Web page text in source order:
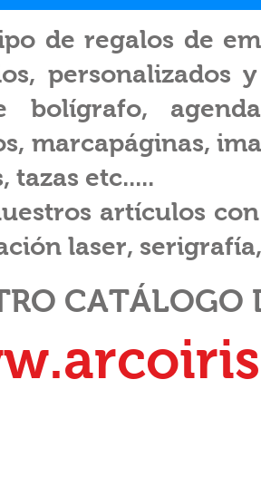
de regalos de
personalizados
bolígrafo,
marcapáginas,
tazas etc.....
artículos
laser,
CATÁLOGO